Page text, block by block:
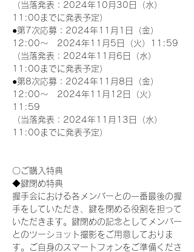
（当落発表：2024年10月30日（水）
11:00までに発表予定）
●第7次応募：2024年11月1日（金）
12:00～　2024年11月5日（火）11:59
（当落発表：2024年11月6日（水）
11:00までに発表予定）
●第8次応募：2024年11月8日（金）
12:00～　2024年11月12日（火）
11:59
（当落発表：2024年11月13日（水）
11:00までに発表予定）
〇ご購入特典
◆鍵閉め特典
握手会における各メンバーとの一番最後の握
手をしていただき、鍵を閉める役割を担って
いただきます。鍵閉めの記念としてメンバー
とのツーショット撮影をご用意しておりま
す。ご自身のスマートフォンをご準備くださ